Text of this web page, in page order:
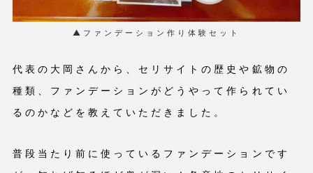
▲ファンデーション作り体験セット
代表の大岡さんから、セリサイトの歴史や鉱物の
種類、ファンデーションがどうやって作られてい
るのかなどを教えていただきました。
普段当たり前に使っているファンデーションです